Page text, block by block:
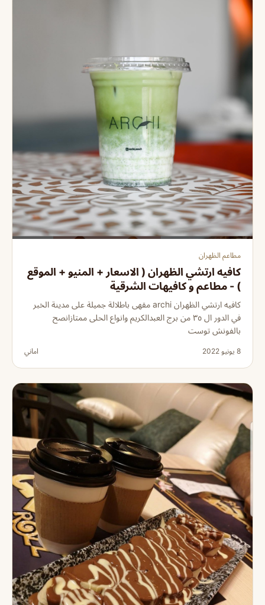
مطاعم الظهران
كافيه ارتشي الظهران ( الاسعار + المنيو + الموقع
) - مطاعم و كافيهات الشرقية
كافيه ارتشي الظهران archi مقهى باطلالة جميلة على مدينة الخبر
في الدور ال ٣٥ من برج العبدالكريم وانواع الحلى ممتازانصح
بالفونش توست
8 يونيو 2022 اماني